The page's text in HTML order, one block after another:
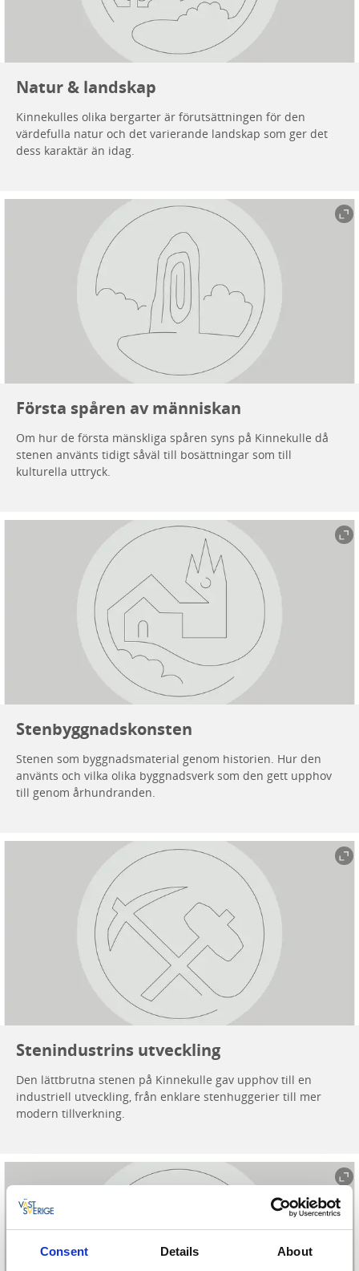
Consent Details About
Natur & landskap
Kinnekulles olika bergarter är förutsättningen för den
värdefulla natur och det varierande landskap som ger det
dess karaktär än idag.
Första spåren av människan
Om hur de första mänskliga spåren syns på Kinnekulle då
stenen använts tidigt såväl till bosättningar som till
kulturella uttryck.
Stenbyggnadskonsten
Stenen som byggnadsmaterial genom historien. Hur den
använts och vilka olika byggnadsverk som den gett upphov
till genom århundranden.
Stenindustrins utveckling
Den lättbrutna stenen på Kinnekulle gav upphov till en
industriell utveckling, från enklare stenhuggerier till mer
modern tillverkning.